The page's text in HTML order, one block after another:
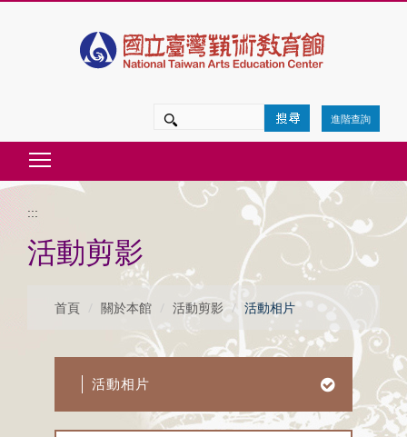
容
區
塊
進階查詢
:::
活動剪影
首頁 關於本館 活動剪影 活動相片
活動相片